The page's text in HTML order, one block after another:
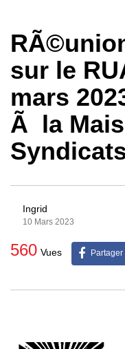
sur le
mars
Ã la
Ingrid
10 Mars 2023
560 Vues